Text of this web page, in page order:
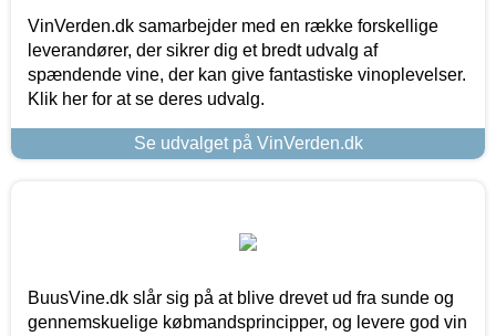
VinVerden.dk samarbejder med en række forskellige
leverandører, der sikrer dig et bredt udvalg af
spændende vine, der kan give fantastiske vinoplevelser.
Klik her for at se deres udvalg.
Se udvalget på VinVerden.dk
BuusVine.dk slår sig på at blive drevet ud fra sunde og
gennemskuelige købmandsprincipper, og levere god vin